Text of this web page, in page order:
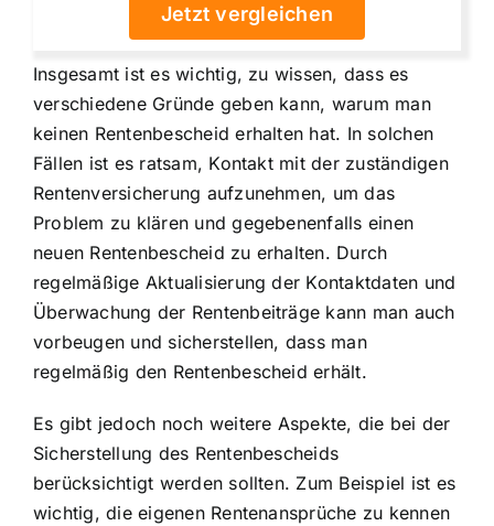
Jetzt vergleichen
Insgesamt ist es wichtig, zu wissen, dass es
verschiedene Gründe geben kann, warum man
keinen Rentenbescheid erhalten hat. In solchen
Fällen ist es ratsam, Kontakt mit der zuständigen
Rentenversicherung aufzunehmen, um das
Problem zu klären und gegebenenfalls einen
neuen Rentenbescheid zu erhalten. Durch
regelmäßige Aktualisierung der Kontaktdaten und
Überwachung der Rentenbeiträge kann man auch
vorbeugen und sicherstellen, dass man
regelmäßig den Rentenbescheid erhält.
Es gibt jedoch noch weitere Aspekte, die bei der
Sicherstellung des Rentenbescheids
berücksichtigt werden sollten. Zum Beispiel ist es
wichtig, die eigenen Rentenansprüche zu kennen